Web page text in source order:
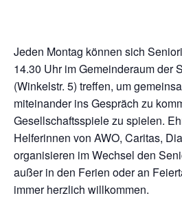
Jeden Montag können sich
14.30 Uhr im Gemeinderaum der
(Winkelstr. 5) treffen, um
miteinander ins Gespräch zu
Gesellschaftsspiele zu spielen.
Helferinnen von AWO, Caritas,
organisieren im Wechsel den
außer in den Ferien oder an
immer herzlich willkommen.